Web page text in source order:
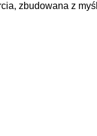
zbudowana z